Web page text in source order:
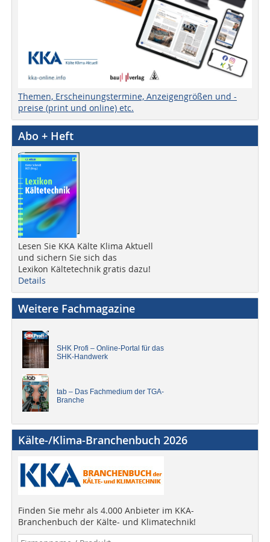
Themen, Erscheinungstermine, Anzeigengrößen und -
preise (print und online) etc.
Abo + Heft
Lesen Sie KKA Kälte Klima Aktuell
und sichern Sie sich das
Lexikon Kältetechnik gratis dazu!
Details
Weitere Fachmagazine
SHK Profi – Online-Portal für das
SHK-Handwerk
tab – Das Fachmedium der TGA-
Branche
Kälte-/Klima-Branchenbuch 2026
Finden Sie mehr als 4.000 Anbieter im KKA-
Branchenbuch der Kälte- und Klimatechnik!